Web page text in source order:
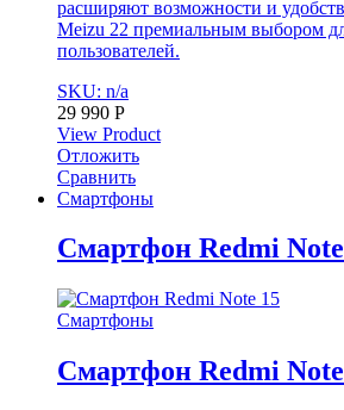
расширяют возможности и
Meizu 22 премиальным выбором
пользователей.
SKU: n/a
29 990 Р
View Product
Отложить
Сравнить
Смартфоны
Смартфон Redmi
Смартфоны
Смартфон Redmi